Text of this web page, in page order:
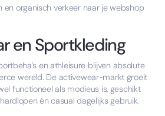
en organisch verkeer naar je webshop
en Sportkleding
en athleisure blijven absolute
wereld. De activewear-markt groeit
functioneel als modieus is, geschikt
én casual dagelijks gebruik.